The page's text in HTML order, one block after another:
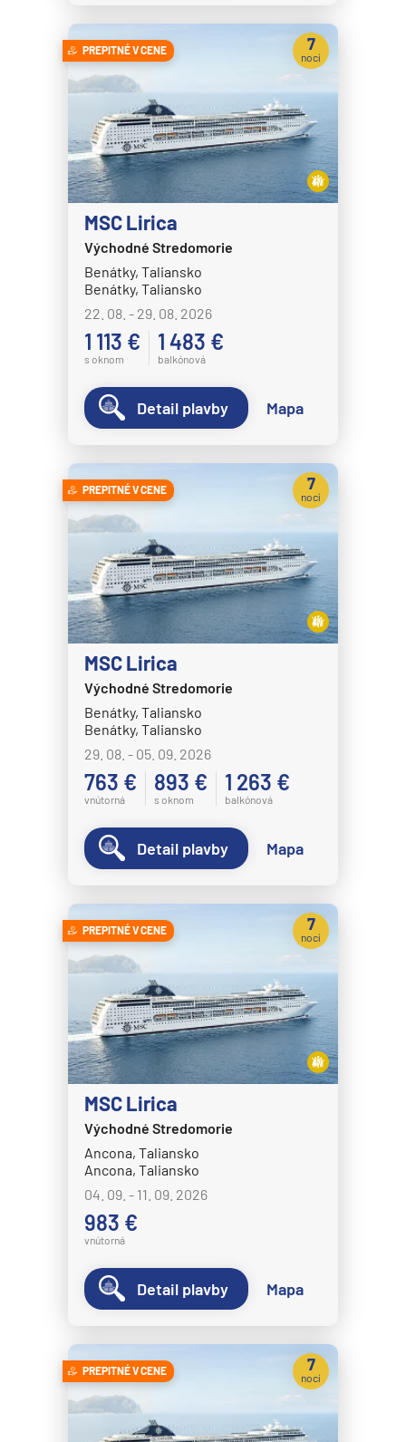
PREPITNÉ V CENE
MSC Lirica
Východné Stredomorie
Benátky, Taliansko
Benátky, Taliansko
22. 08. - 29. 08. 2026
1 113 €
s oknom
1 483 €
balkónová
7
nocí
Detail plavby Mapa
PREPITNÉ V CENE
MSC Lirica
Východné Stredomorie
Benátky, Taliansko
Benátky, Taliansko
29. 08. - 05. 09. 2026
763 €
vnútorná
893 €
s oknom
1 263 €
balkónová
7
nocí
Detail plavby Mapa
PREPITNÉ V CENE
MSC Lirica
Východné Stredomorie
Ancona, Taliansko
Ancona, Taliansko
04. 09. - 11. 09. 2026
983 €
vnútorná
7
nocí
Detail plavby Mapa
PREPITNÉ V CENE 7
nocí